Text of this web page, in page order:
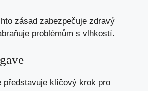
zásad zabezpečuje zdravý
problémům s vlhkostí.
představuje klíčový krok pro